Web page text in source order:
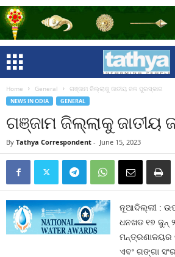
Home General ଗଞ୍ଜାମ ଜିଲ୍ଲାକୁ ଜାତୀୟ ଜଳ ପୁରସ୍କାର
NEWS IN ODIA GENERAL
ଗଞ୍ଜାମ ଜିଲ୍ଲାକୁ ଜାତୀୟ
By Tathya Correspondent - June 15, 2023
ନୂଆଦିଲ୍ଲୀ :
ଧନଖଡ ୧୭ ଜୁନ୍
ମନ୍ତ୍ରଣାଳୟର
ଏବଂ ଗଙ୍ଗା